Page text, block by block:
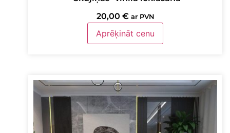
20,00 € ar PVN
Aprēķināt cenu